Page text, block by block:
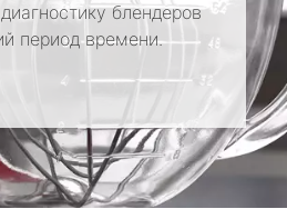
блендеров
период времени.